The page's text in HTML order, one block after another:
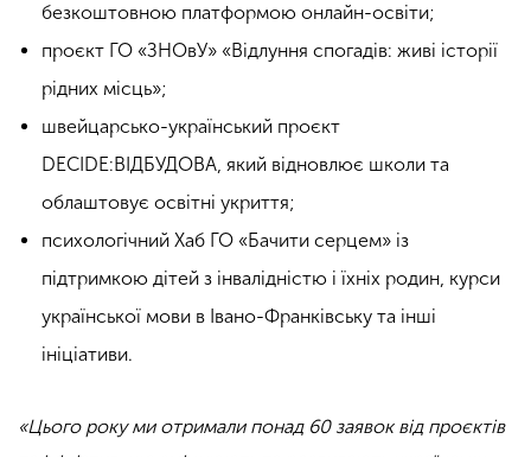
безкоштовною платформою онлайн-освіти;
проєкт ГО «ЗНОвУ» «Відлуння спогадів: живі історії
рідних місць»;
швейцарсько-український проєкт
DECIDE:ВІДБУДОВА, який відновлює школи та
облаштовує освітні укриття;
психологічний Хаб ГО «Бачити серцем» із
підтримкою дітей з інвалідністю і їхніх родин, курси
української мови в Івано-Франківську та інші
ініціативи.
«Цього року ми отримали понад 60 заявок від проєктів